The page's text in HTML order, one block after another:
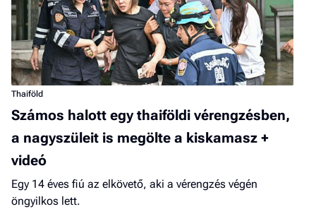
Thaiföld
Számos halott egy thaiföldi vérengzésben,
a nagyszüleit is megölte a kiskamasz +
videó
Egy 14 éves fiú az elkövető, aki a vérengzés végén
öngyilkos lett.